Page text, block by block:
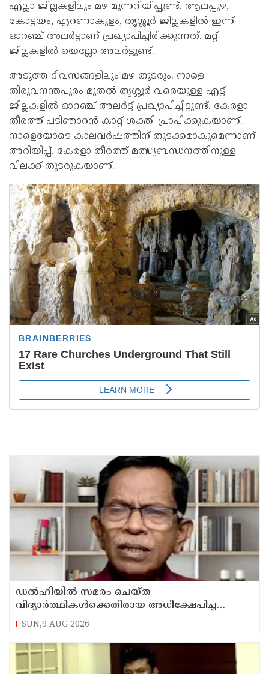
എല്ലാ ജില്ലകളിലും മഴ മുന്നറിയിപ്പുണ്ട്. ആലപ്പുഴ,
കോട്ടയം, എറണാകുളം, തൃശ്ശൂര്‍ ജില്ലകളില്‍ ഇന്ന്
ഓറഞ്ച് അലര്‍ട്ടാണ് പ്രഖ്യാപിച്ചിരിക്കുന്നത്. മറ്റ്
ജില്ലകളില്‍ യെല്ലോ അലര്‍ട്ടുണ്ട്.
അടുത്ത ദിവസങ്ങളിലും മഴ തുടരും. നാളെ
തിരുവനന്തപുരം മുതല്‍ തൃശ്ശൂര്‍ വരെയുള്ള എട്ട്
ജില്ലകളില്‍ ഓറഞ്ച് അലര്‍ട്ട് പ്രഖ്യാപിച്ചിട്ടുണ്ട്. കേരളാ
തീരത്ത് പടിഞാറന്‍ കാറ്റ് ശക്തി പ്രാപിക്കുകയാണ്.
നാളെയോടെ കാലവര്‍ഷത്തിന് തുടക്കമാകുമെന്നാണ്
അറിയിപ്പ്. കേരളാ തീരത്ത് മത്സ്യബന്ധനത്തിനുള്ള
വിലക്ക് തുടരുകയാണ്.
ഡൽഹിയിൽ സമരം ചെയ്ത
വിദ്യാർത്ഥികൾക്കെതിരായ അധിക്ഷേപിച്ച
കേസില്‍ സംഘപരിവാർ സഹയാത്രികൻ ടി ജി
SUN,9 AUG 2026